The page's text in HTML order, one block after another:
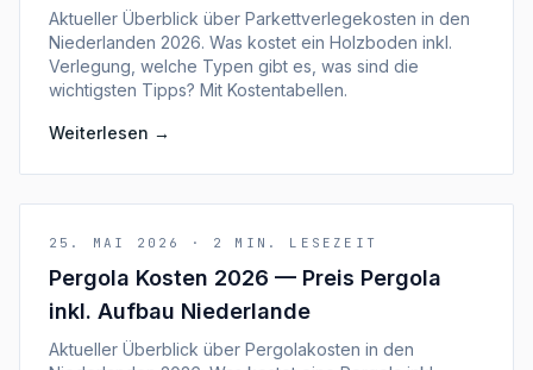
Aktueller Überblick über Parkettverlegekosten in den
Niederlanden 2026. Was kostet ein Holzboden inkl.
Verlegung, welche Typen gibt es, was sind die
wichtigsten Tipps? Mit Kostentabellen.
Weiterlesen →
25. MAI 2026 · 2 MIN. LESEZEIT
Pergola Kosten 2026 — Preis Pergola
inkl. Aufbau Niederlande
Aktueller Überblick über Pergolakosten in den